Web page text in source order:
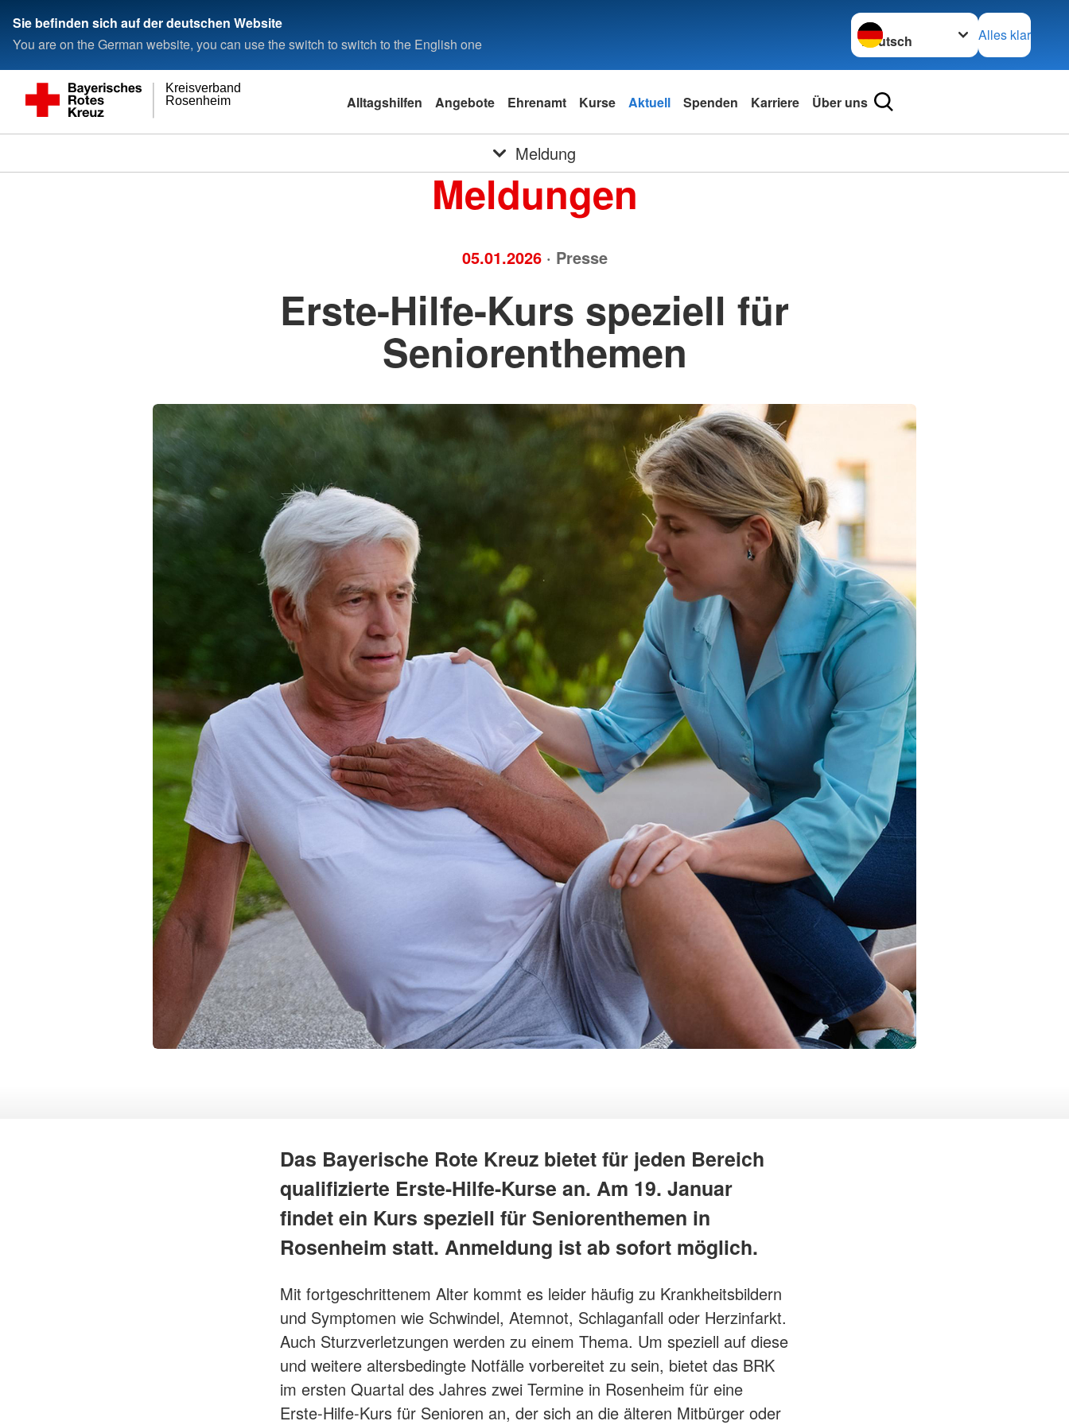
Sie befinden sich auf der deutschen Website
You are on the German website, you can use the switch to switch to the English one
Sprache wechseln zu
Alles klar
Rosenheim
Kreisverband
Alltagshilfen Angebote Ehrenamt Kurse Aktuell Spenden Karriere Über uns
Meldung
Meldungen
05.01.2026 · Presse
Erste-Hilfe-Kurs speziell für
Seniorenthemen
Das Bayerische Rote Kreuz bietet für jeden Bereich
qualifizierte Erste-Hilfe-Kurse an. Am 19. Januar
findet ein Kurs speziell für Seniorenthemen in
Rosenheim statt. Anmeldung ist ab sofort möglich.
Mit fortgeschrittenem Alter kommt es leider häufig zu Krankheitsbildern
und Symptomen wie Schwindel, Atemnot, Schlaganfall oder Herzinfarkt.
Auch Sturzverletzungen werden zu einem Thema. Um speziell auf diese
und weitere altersbedingte Notfälle vorbereitet zu sein, bietet das BRK
im ersten Quartal des Jahres zwei Termine in Rosenheim für eine
Erste-Hilfe-Kurs für Senioren an, der sich an die älteren Mitbürger oder